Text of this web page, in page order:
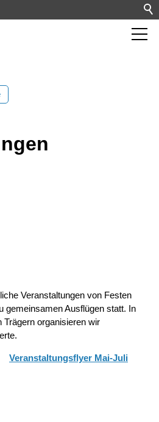
Veranstaltungen von Festen
gemeinsamen Ausflügen statt. In
Trägern organisieren wir
Veranstaltungsflyer Mai-Juli